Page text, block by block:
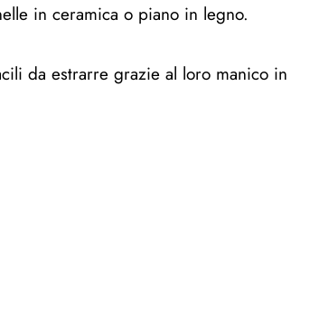
in ceramica o piano in legno.
da estrarre grazie al loro manico in